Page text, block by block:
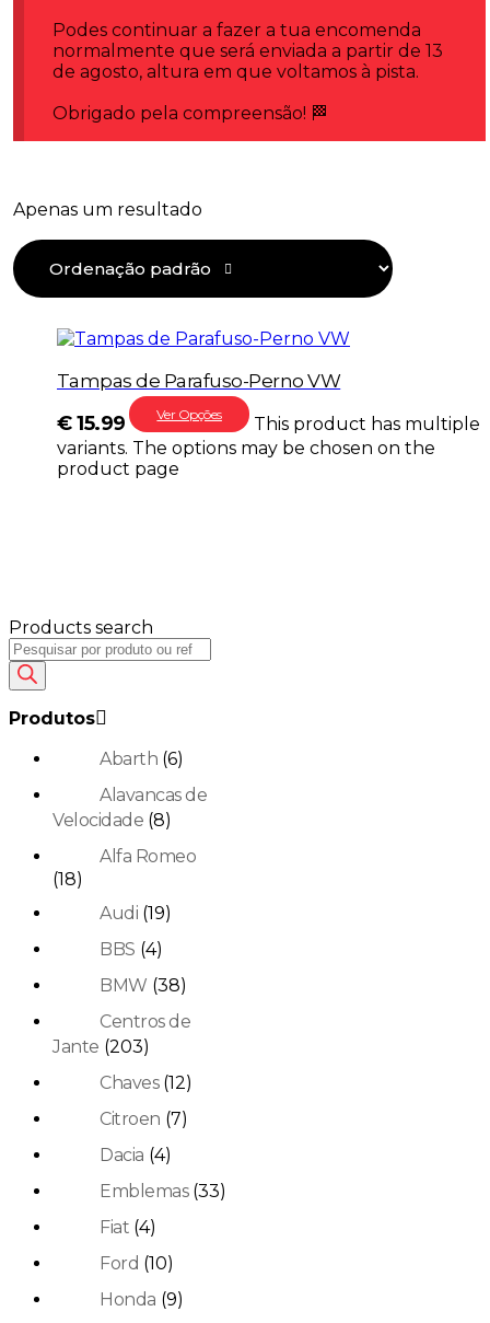
Podes continuar a fazer a tua encomenda
normalmente que será enviada a partir de 13
de agosto, altura em que voltamos à pista.
Obrigado pela compreensão! 🏁
Apenas um resultado
Tampas de Parafuso-Perno VW
€ 15.99 Ver Opções
This product has multiple
variants. The options may be chosen on the
product page
Products search
Produtos
Abarth (6)
Alavancas de
Velocidade (8)
Alfa Romeo
(18)
Audi (19)
BBS (4)
BMW (38)
Centros de
Jante (203)
Chaves (12)
Citroen (7)
Dacia (4)
Emblemas (33)
Fiat (4)
Ford (10)
Honda (9)